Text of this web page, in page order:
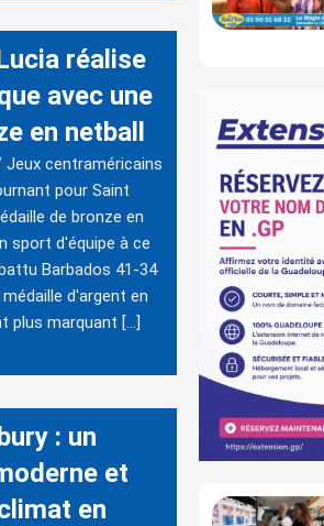
réalise
avec une
en netball
Jeux centraméricains
pour Saint
de bronze en
sport d'équipe à ce
Barbados 41-34
d'argent en
plus marquant […]
: un
et
en